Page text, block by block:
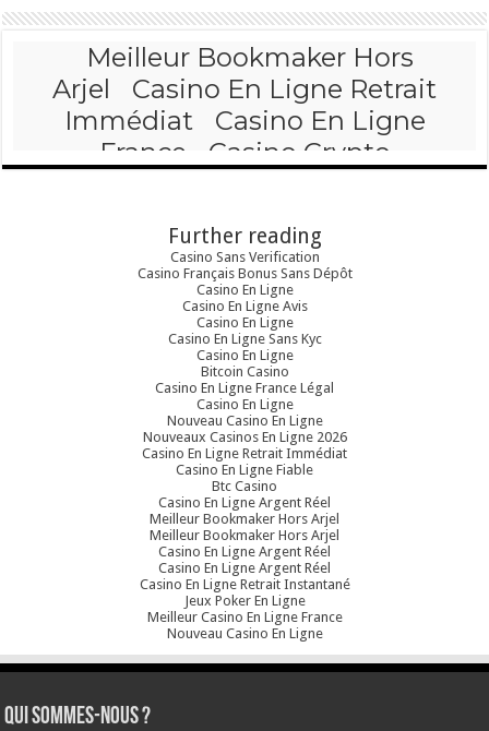
Further reading
Casino Sans Verification
Casino Français Bonus Sans Dépôt
Casino En Ligne
Casino En Ligne Avis
Casino En Ligne
Casino En Ligne Sans Kyc
Casino En Ligne
Bitcoin Casino
Casino En Ligne France Légal
Casino En Ligne
Nouveau Casino En Ligne
Nouveaux Casinos En Ligne 2026
Casino En Ligne Retrait Immédiat
Casino En Ligne Fiable
Btc Casino
Casino En Ligne Argent Réel
Meilleur Bookmaker Hors Arjel
Meilleur Bookmaker Hors Arjel
Casino En Ligne Argent Réel
Casino En Ligne Argent Réel
Casino En Ligne Retrait Instantané
Jeux Poker En Ligne
Meilleur Casino En Ligne France
Nouveau Casino En Ligne
Qui sommes-nous ?